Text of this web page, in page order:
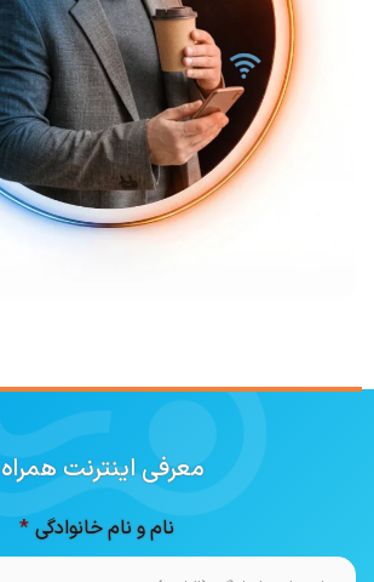
معرفی اینترنت همراه
نام و نام خانوادگی